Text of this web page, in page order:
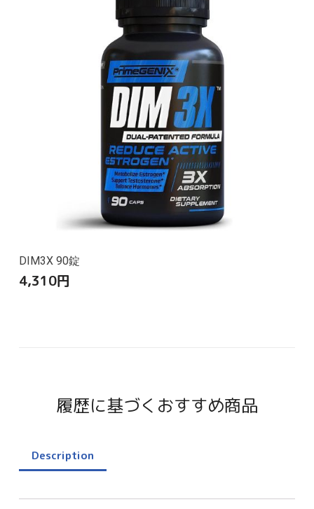
DIM3X 90錠
4,310円
履歴に基づくおすすめ商品
Description